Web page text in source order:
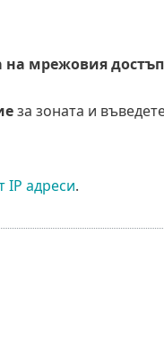
мрежовия достъп
за зоната и
IP адреси.